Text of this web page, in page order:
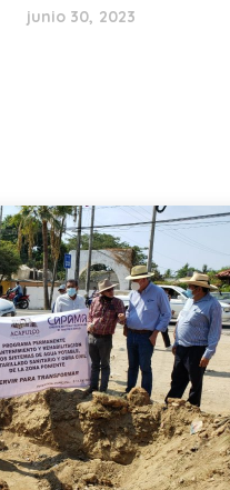
junio 30, 2023